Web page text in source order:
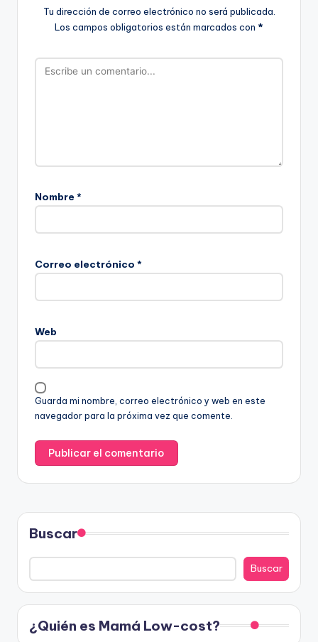
Tu dirección de correo electrónico no será publicada.
Los campos obligatorios están marcados con *
Nombre *
Correo electrónico *
Web
Guarda mi nombre, correo electrónico y web en este
navegador para la próxima vez que comente.
Buscar
Buscar
¿Quién es Mamá Low-cost?